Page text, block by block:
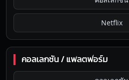
Netflix
คอลเลกชัน / แพลตฟอร์ม